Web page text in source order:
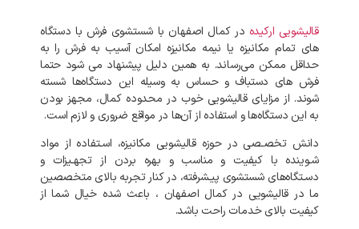
قالیشویی ارکیده در کمال اصفهان با شستشوی فرش با دستگاه‌
های تمام مکانیزه یا نیمه مکانیزه امکان آسیب به فرش را به
حداقل ممکن می‌رساند. به‌ همین دلیل پیشنهاد می‌ شود حتما
فرش‌ های دستباف و حساس به وسیله این دستگاه‌ها شسته
شوند. از مزایای قالیشویی خوب در محدوده کمال، مجهز بودن
به این دستگاه‌ها و استفاده از آن‌ها در مواقع ضروری و لازم است.
دانش تخصـصی در حوزه قالیشویی مکانیزه، اسـتفاده از مواد
شـوینده با کیفیت و مناسب و بهره بردن از تجهـیزات و
دسـتگاه‌های شستشوی پیـشرفته، در کنار تجربه بالای متخصصین
ما در قالیشویی در کمال اصفهان ، باعث شده خیال شما از
کیفیت بالای خدمات راحت باشد.